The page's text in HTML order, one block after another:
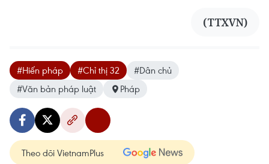
(TTXVN)
#Hiến pháp #Chỉ thị 32
#Dân chủ
#Văn bản pháp luật
Pháp
Theo dõi VietnamPlus